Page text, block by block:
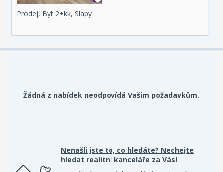
Prodej, Byt 2+kk, Slapy
Žádná z nabídek neodpovídá Vašim požadavkům.
Nenašli jste to, co hledáte? Nechejte
hledat realitní kanceláře za Vás!